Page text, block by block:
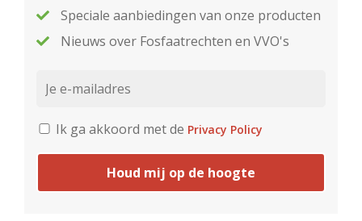
Speciale aanbiedingen van onze producten
Nieuws over Fosfaatrechten en VVO's
Ik ga akkoord met de Privacy Policy
Houd mij op de hoogte